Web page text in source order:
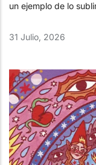
un ejemplo de lo
31 Julio, 2026